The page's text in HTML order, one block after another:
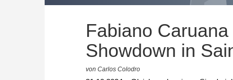
Fabiano
Showdown in
von Carlos Colodro